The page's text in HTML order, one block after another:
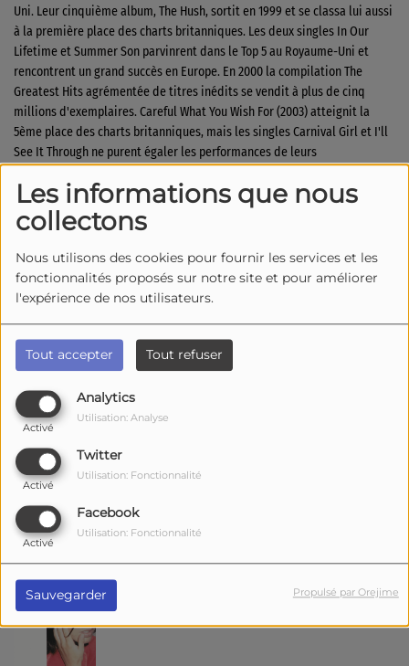
Les informations que nous
collectons
Nous utilisons des cookies pour fournir les services et les
fonctionnalités proposés sur notre site et pour améliorer
l'expérience de nos utilisateurs.
Tout accepter Tout refuser
Analytics
Activé
Utilisation: Analyse
Twitter
Activé
Utilisation: Fonctionnalité
Facebook
Activé
Utilisation: Fonctionnalité
Sauvegarder Propulsé par Orejime
Uni. Leur cinquième album, The Hush, sortit en 1999 et se classa lui aussi
à la première place des charts britanniques. Les deux singles In Our
Lifetime et Summer Son parvinrent dans le Top 5 au Royaume-Uni et
rencontrent un grand succès en Europe. En 2000 la compilation The
Greatest Hits agrémentée de titres inédits se vendit à plus de cinq
millions d'exemplaires. Careful What You Wish For (2003) atteignit la
5ème place des charts britanniques, mais les singles Carnival Girl et I'll
See It Through ne purent égaler les performances de leurs
Source
Top Titres
1
2 Summer Son
3 Inner Smile
4